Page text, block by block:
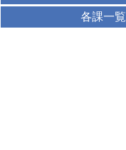
各課一覧